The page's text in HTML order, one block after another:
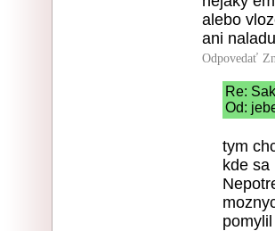
alebo
ani
Odpovedať
Re:
Od:
tym
kde sa
pomylil